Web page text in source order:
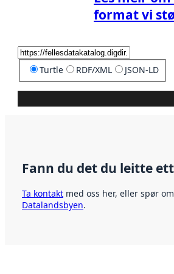
format vi
Turtle RDF/XML JSON-LD
Fann du det du leitte
Ta kontakt med oss her, eller spør
Datalandsbyen.